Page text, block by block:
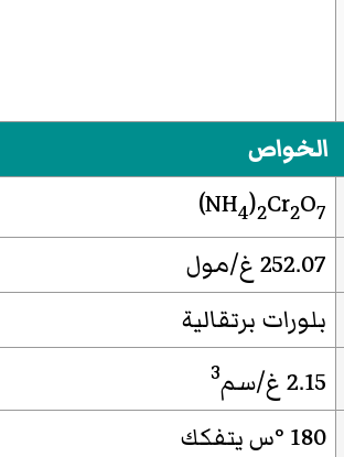
الخواص
NH4)2Cr2O7
)
252.07 غ/مول
بلورات برتقالية
2.15 غ/سم 3
180 °س يتفكك